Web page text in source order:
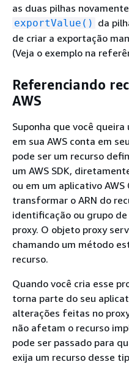
as duas pilhas
exportValue() da
de criar a exportação
(Veja o exemplo na
Referenciando
AWS
Suponha que você
em sua AWS conta em
pode ser um recurso
um AWS SDK,
ou em um aplicativo
transformar o ARN do
identificação ou grupo
proxy. O objeto proxy
chamando um método
recurso.
Quando você cria esse
torna parte do seu
alterações feitas no
não afetam o recurso
pode ser passado para
exija um recurso desse